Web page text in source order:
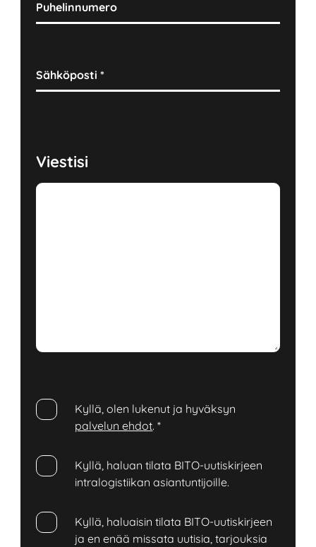
Puhelinnumero
Sähköposti*
Viestisi
Kyllä, olen lukenut ja hyväksyn
palvelun ehdot.*
Kyllä, haluan tilata BITO-uutiskirjeen
intralogistiikan asiantuntijoille.
Kyllä, haluaisin tilata BITO-uutiskirjeen
ja en enää missata uutisia, tarjouksia